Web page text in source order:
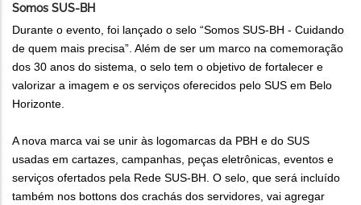
Somos SUS-BH
Durante o evento, foi lançado o selo “Somos SUS-BH - Cuidando
de quem mais precisa”. Além de ser um marco na comemoração
dos 30 anos do sistema, o selo tem o objetivo de fortalecer e
valorizar a imagem e os serviços oferecidos pelo SUS em Belo
Horizonte.
A nova marca vai se unir às logomarcas da PBH e do SUS
usadas em cartazes, campanhas, peças eletrônicas, eventos e
serviços ofertados pela Rede SUS-BH. O selo, que será incluído
também nos bottons dos crachás dos servidores, vai agregar